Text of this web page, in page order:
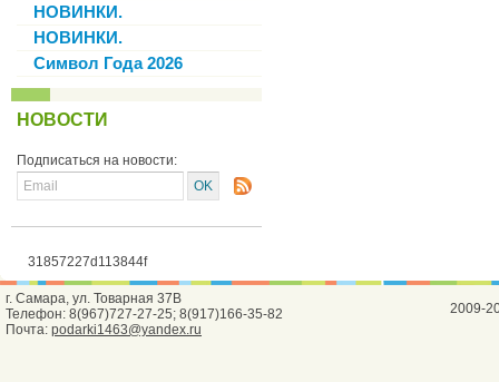
НОВИНКИ.
НОВИНКИ.
Символ Года 2026
НОВОСТИ
Подписаться на новости:
31857227d113844f
г. Самара, ул. Товарная 37В
Телефон: 8(967)727-27-25; 8(917)166-35-82
Почта: podarki1463@yandex.ru
2009-